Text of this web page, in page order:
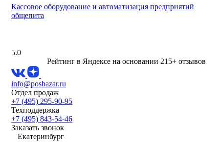
Кассовое оборудование и автоматизация предприятий
общепита
5.0
Рейтинг в Яндексе на основании 215+ отзывов
info@posbazar.ru
Отдел продаж
+7 (495) 295-90-95
Техподдержка
+7 (495) 843-54-46
Заказать звонок
Екатеринбург